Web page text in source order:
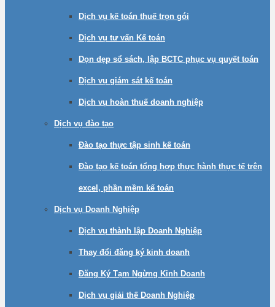
Dịch vụ kế toán thuế trọn gói
Dịch vụ tư vấn Kế toán
Dọn dẹp sổ sách, lập BCTC phục vụ quyết toán
Dịch vụ giám sát kế toán
Dịch vụ hoàn thuế doanh nghiệp
Dịch vụ đào tạo
Đào tạo thực tập sinh kế toán
Đào tạo kế toán tổng hợp thực hành thực tế trên
excel, phần mềm kế toán
Dịch vụ Doanh Nghiệp
Dịch vụ thành lập Doanh Nghiệp
Thay đổi đăng ký kinh doanh
Đăng Ký Tạm Ngừng Kinh Doanh
Dịch vụ giải thế Doanh Nghiệp